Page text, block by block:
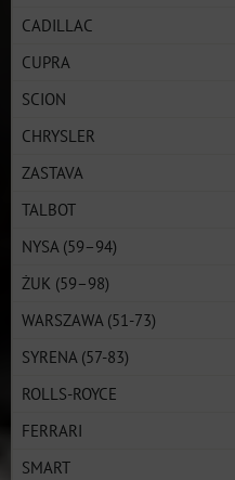
CADILLAC
CUPRA
SCION
CHRYSLER
ZASTAVA
TALBOT
NYSA (59–94)
ŻUK (59–98)
WARSZAWA (51-73)
SYRENA (57-83)
ROLLS-ROYCE
FERRARI
SMART